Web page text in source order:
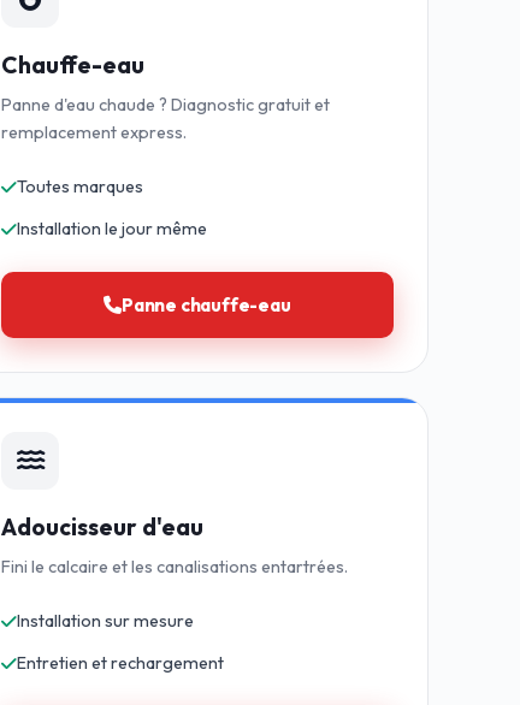
Chauffe-eau
Panne d'eau chaude ? Diagnostic gratuit et
remplacement express.
Toutes marques
Installation le jour même
Panne chauffe-eau
Adoucisseur d'eau
Fini le calcaire et les canalisations entartrées.
Installation sur mesure
Entretien et rechargement